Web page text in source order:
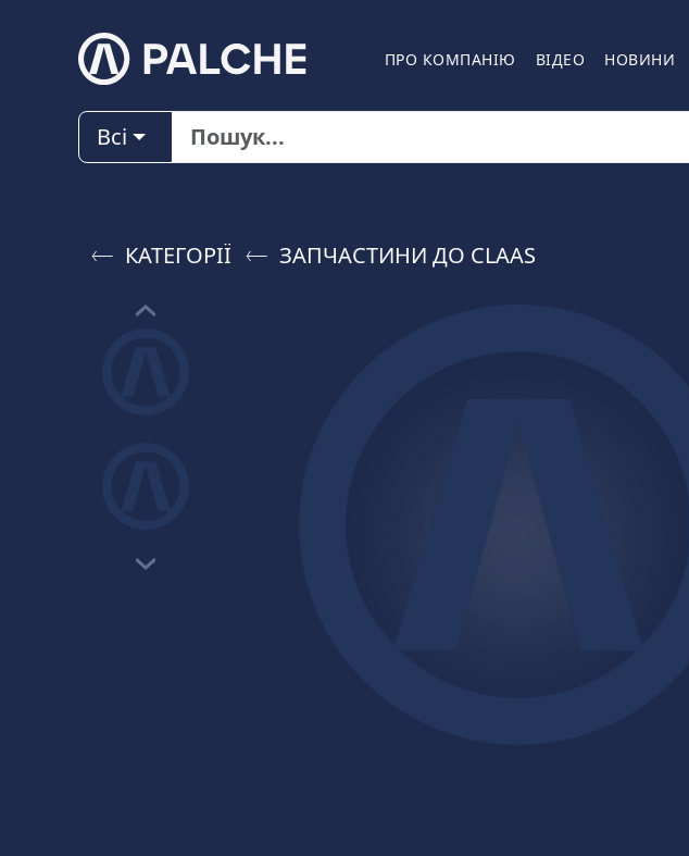
ПРО КОМПАНІЮ ВІДЕО НОВИНИ
Всі
КАТЕГОРІЇ ЗАПЧАСТИНИ ДО CLAAS